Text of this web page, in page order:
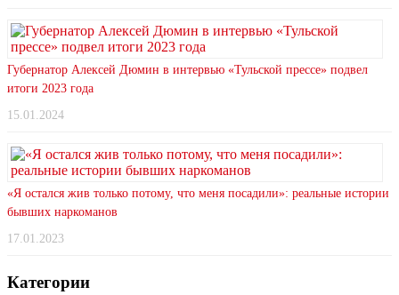
Губернатор Алексей Дюмин в интервью «Тульской прессе» подвел
итоги 2023 года
15.01.2024
«Я остался жив только потому, что меня посадили»: реальные истории
бывших наркоманов
17.01.2023
Категории